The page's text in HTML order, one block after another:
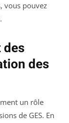
vous pouvez
des
des
un rôle
de GES. En